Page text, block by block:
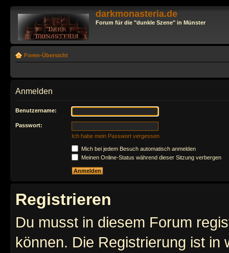
darkmonasteria.de
Forum für die "dunkle Szene" in Münster
Foren-Übersicht
Anmelden
Benutzername:
Passwort:
Ich habe mein Passwort vergessen
Mich bei jedem Besuch automatisch anmelden
Meinen Online-Status während dieser Sitzung verbergen
Registrieren
Du musst in diesem Forum
können. Die Registrierung ist in